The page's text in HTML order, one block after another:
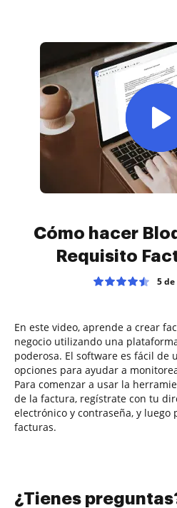
Cómo hacer
Requisito
5 de
En este video, aprende a crear
negocio utilizando una
poderosa. El software es fácil de
opciones para ayudar a
Para comenzar a usar la
de la factura, regístrate con tu
electrónico y contraseña, y luego
facturas.
¿Tienes